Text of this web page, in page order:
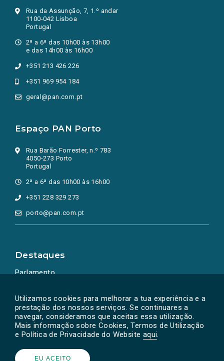
Utilizamos cookies para melhorar a tua experiência e a
prestação dos nossos serviços. Se continuares a
navegar, consideramos que aceitas essa utilização.
Mais informação sobre Cookies, Termos de Utilização
e Política de Privacidade do Website aqui.
EU ACEITO
Rua da Assunção, 7, 1.º andar
1100-042 Lisboa
Portugal
2ª a 6ª das 10h00 às 13h00
e das 14h00 às 16h00
+351 213 426 226
+351 969 954 184
geral@pan.com.pt
Espaço PAN Porto
Rua Barão Forrester, n.º 783
4050-273 Porto
Portugal
2ª a 6ª das 10h00 às 16h00
+351 228 329 273
porto@pan.com.pt
Destaques
Parlamento